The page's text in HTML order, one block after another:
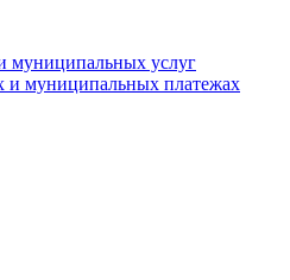
муниципальных услуг
и муниципальных платежах